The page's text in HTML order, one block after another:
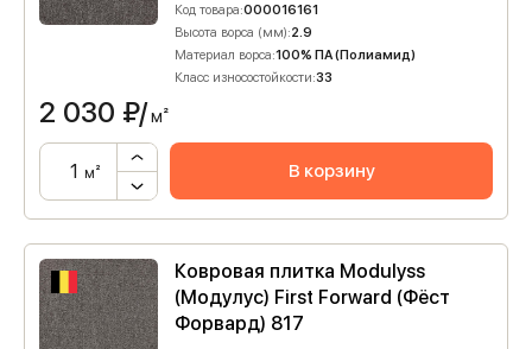
Код товара:000016161
Высота ворса (мм):2.9
Материал ворса:100% ПА (Полиамид)
Класс износостойкости:33
2 030 ₽/м²
м² В корзину
Ковровая плитка Modulyss
(Модулус) First Forward (Фёст
Форвард) 817